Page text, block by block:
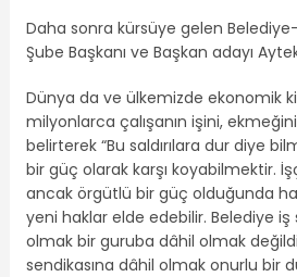
Daha sonra kürsüye gelen
Şube Başkanı ve Başkan adayı
Dünya da ve ülkemizde ekonomik
milyonlarca çalışanın işini,
belirterek “Bu saldırılara dur diye
bir güç olarak karşı koyabilmektir.
ancak örgütlü bir güç olduğunda
yeni haklar elde edebilir. Belediye iş
olmak bir guruba dâhil olmak
sendikasına dâhil olmak onurlu bir